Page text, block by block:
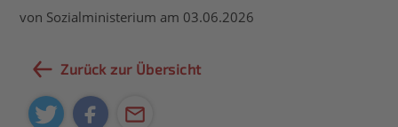
von Sozialministerium am 03.06.2026
Zurück zur Übersicht